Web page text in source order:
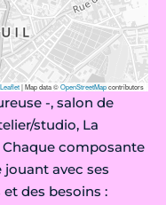
Leaflet|Map data ©OpenStreetMapcontributors
-, salon de
studio, La
composante
avec ses
des besoins :